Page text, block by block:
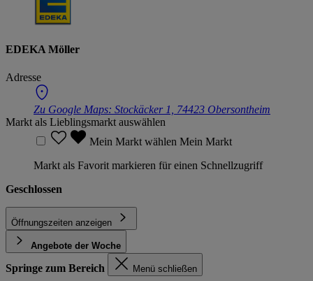
EDEKA Möller
Adresse
Zu Google Maps: Stockäcker 1, 74423 Obersontheim
Markt als Lieblingsmarkt auswählen
Mein Markt wählen Mein Markt
Markt als Favorit markieren für einen Schnellzugriff
Geschlossen
Öffnungszeiten anzeigen
Angebote der Woche
Springe zum Bereich Menü schließen